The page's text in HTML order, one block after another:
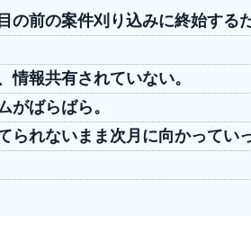
前の案件刈り込みに終始する
報共有されていない。
がばらばら。
れないまま次月に向かってい